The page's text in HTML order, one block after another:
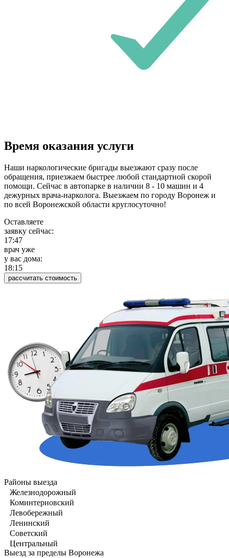
Время оказания услуги
Наши наркологические бригады выезжают сразу после
обращения, приезжаем быстрее любой стандартной скорой
помощи. Сейчас в автопарке в наличии 8 - 10 машин и 4
дежурных врача-нарколога. Выезжаем по городу Воронеж и
по всей Воронежской области круглосуточно!
Оставляете
заявку сейчас:
17:47
врач уже
у вас дома:
18:15
рассчитать стоимость
Районы выезда
Железнодорожный
Коминтерновский
Левобережный
Ленинский
Советский
Центральный
Выезд за пределы Воронежа